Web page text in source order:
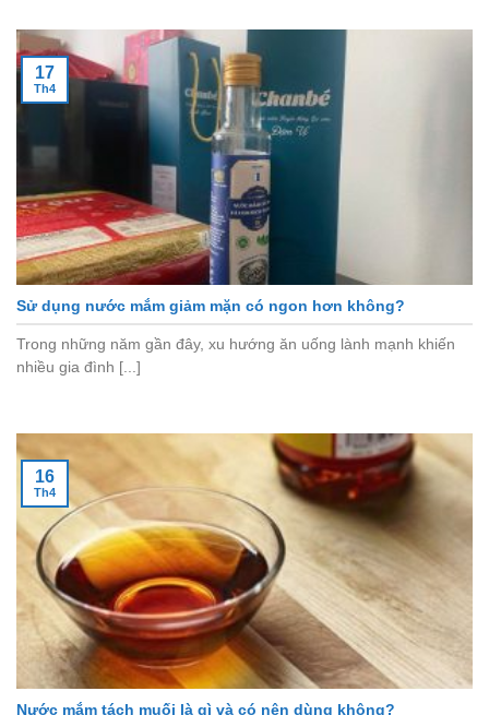
Sử dụng nước mắm giảm mặn có ngon hơn không?
Trong những năm gần đây, xu hướng ăn uống lành mạnh khiến
nhiều gia đình [...]
17
Th4
Nước mắm tách muối là gì và có nên dùng không?
16
Th4